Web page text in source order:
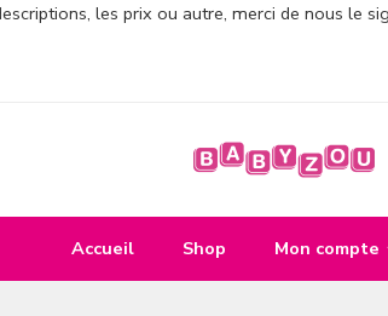
les prix ou autre, merci de nous le
Accueil Shop Mon compte